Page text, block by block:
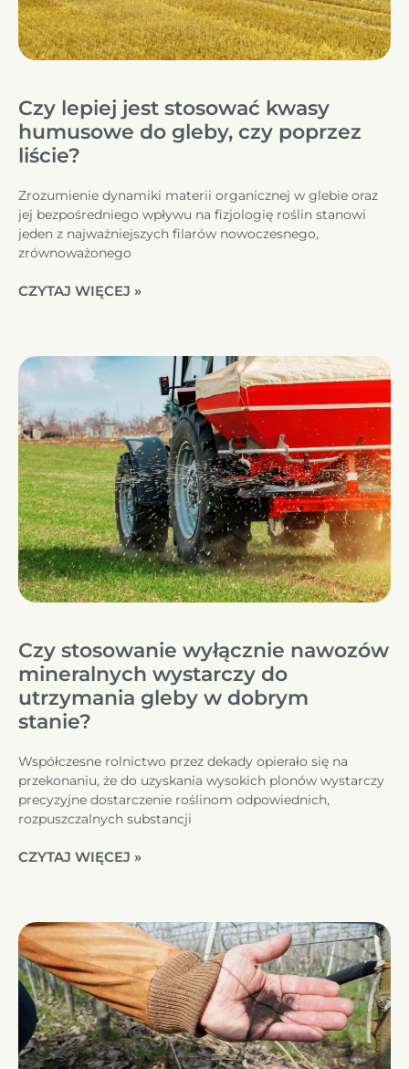
Czy lepiej jest stosować kwasy
humusowe do gleby, czy poprzez
liście?
Zrozumienie dynamiki materii organicznej w glebie oraz
jej bezpośredniego wpływu na fizjologię roślin stanowi
jeden z najważniejszych filarów nowoczesnego,
zrównoważonego
CZYTAJ WIĘCEJ »
Czy stosowanie wyłącznie nawozów
mineralnych wystarczy do
utrzymania gleby w dobrym
stanie?
Współczesne rolnictwo przez dekady opierało się na
przekonaniu, że do uzyskania wysokich plonów wystarczy
precyzyjne dostarczenie roślinom odpowiednich,
rozpuszczalnych substancji
CZYTAJ WIĘCEJ »